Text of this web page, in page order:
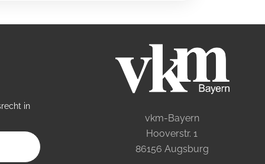
in
vkm-Bayern
Hooverstr. 1
86156 Augsburg